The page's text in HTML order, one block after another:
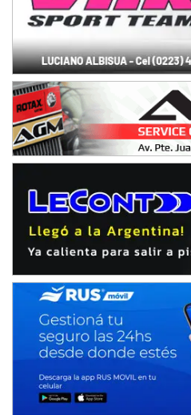
ENTRERRIANO - F6 (POSTERGADA)
Villaguay (Entre Ríos)
VICTORIENSE - F7
El Cerro (Tierra)
Victoria (Entre Ríos)
PATAGONICO - F6
Moto Club Reginense (Tierra)
CSK - F7
Juventud Unida (Tierra)
Humboldt (Santa Fe)
NORESTE SANTAFESINO - F6
Ciudad de Avellaneda (Asfalto)
Avellaneda (Santa Fe)
SUR SANTAFESINO - F4
José Samuel Sánchez (Tierra)
Rufino (Santa Fe)
TUCUMANO - F5
Juan Navarro (Asfalto)